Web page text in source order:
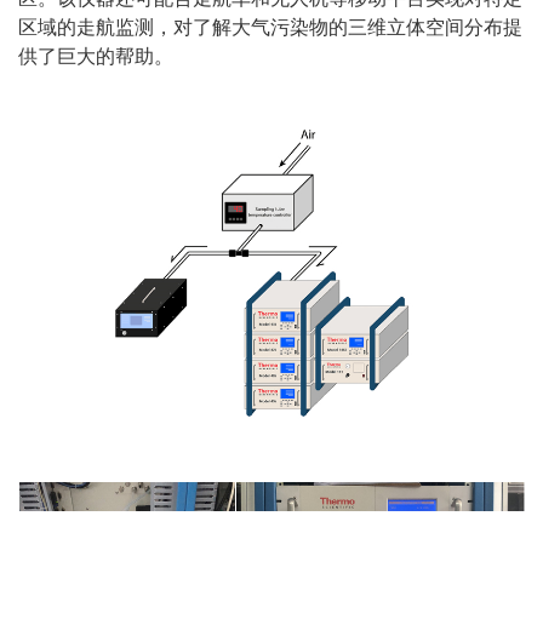
区域的走航监测，对了解大气污染物的三维立体空间分布提
供了巨大的帮助。